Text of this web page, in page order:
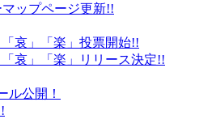
ップページ更新!!
哀」「楽」投票開始!!
哀」「楽」リリース決定!!
ル公開！